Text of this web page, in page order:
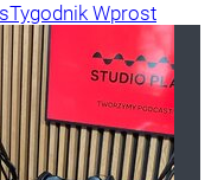
Tygodnik Wprost